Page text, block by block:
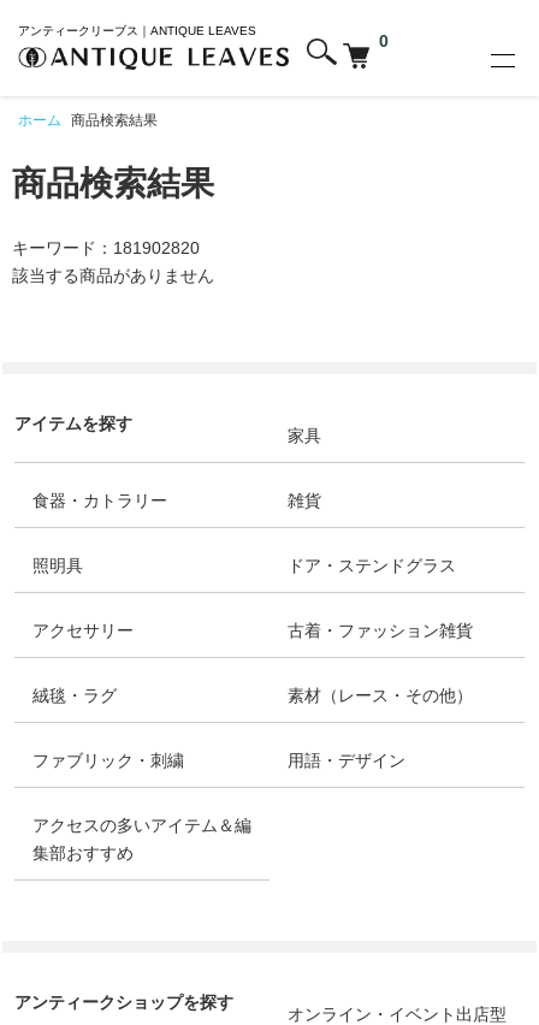
アンティークリーブス｜ANTIQUE LEAVES
0
ホーム 商品検索結果
商品検索結果
キーワード：181902820
該当する商品がありません
アイテムを探す
家具
食器・カトラリー 雑貨
照明具 ドア・ステンドグラス
アクセサリー 古着・ファッション雑貨
絨毯・ラグ 素材（レース・その他）
ファブリック・刺繍 用語・デザイン
アクセスの多いアイテム＆編
集部おすすめ
アンティークショップを探す
オンライン・イベント出店型